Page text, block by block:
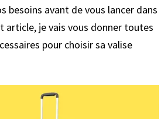
besoins avant de vous lancer dans
article, je vais vous donner toutes
pour choisir sa valise